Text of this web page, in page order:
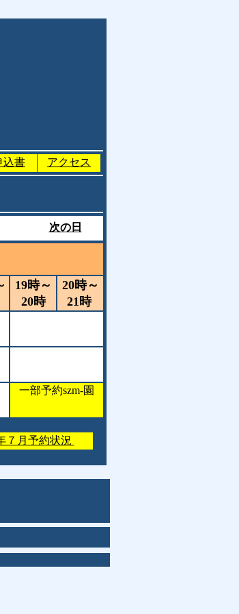
込書 アクセス
次の日
19時～
20時
20時～
21時
一部予約szm-園
７月予約状況